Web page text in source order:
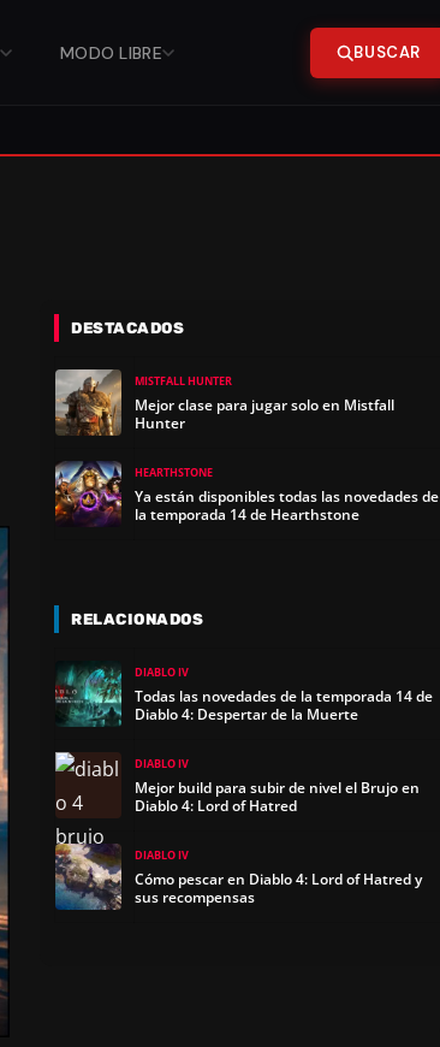
MODO LIBRE BUSCAR
DESTACADOS
MISTFALL HUNTER
Mejor clase para jugar solo en Mistfall
Hunter
HEARTHSTONE
Ya están disponibles todas las novedades de
la temporada 14 de Hearthstone
RELACIONADOS
DIABLO IV
Todas las novedades de la temporada 14 de
Diablo 4: Despertar de la Muerte
DIABLO IV
Mejor build para subir de nivel el Brujo en
Diablo 4: Lord of Hatred
DIABLO IV
Cómo pescar en Diablo 4: Lord of Hatred y
sus recompensas